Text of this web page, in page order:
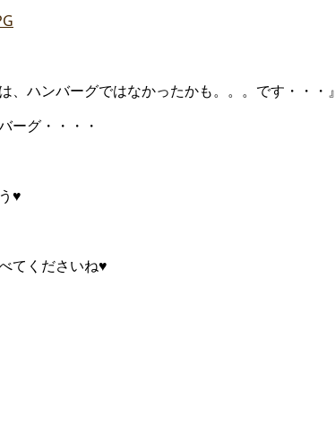
、ハンバーグではなかったかも。。。です・・・』
ーグ・・・・
♥
てくださいね♥